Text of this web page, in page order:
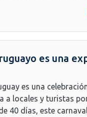
es una
es una
a locales y turistas
40 días, este